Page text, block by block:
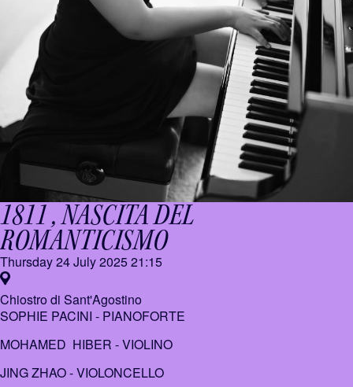
1811 , NASCITA DEL
ROMANTICISMO
Thursday 24 July 202521:15
Chiostro di Sant'Agostino
SOPHIE PACINI - PIANOFORTE
MOHAMED HIBER - VIOLINO
JING ZHAO - VIOLONCELLO